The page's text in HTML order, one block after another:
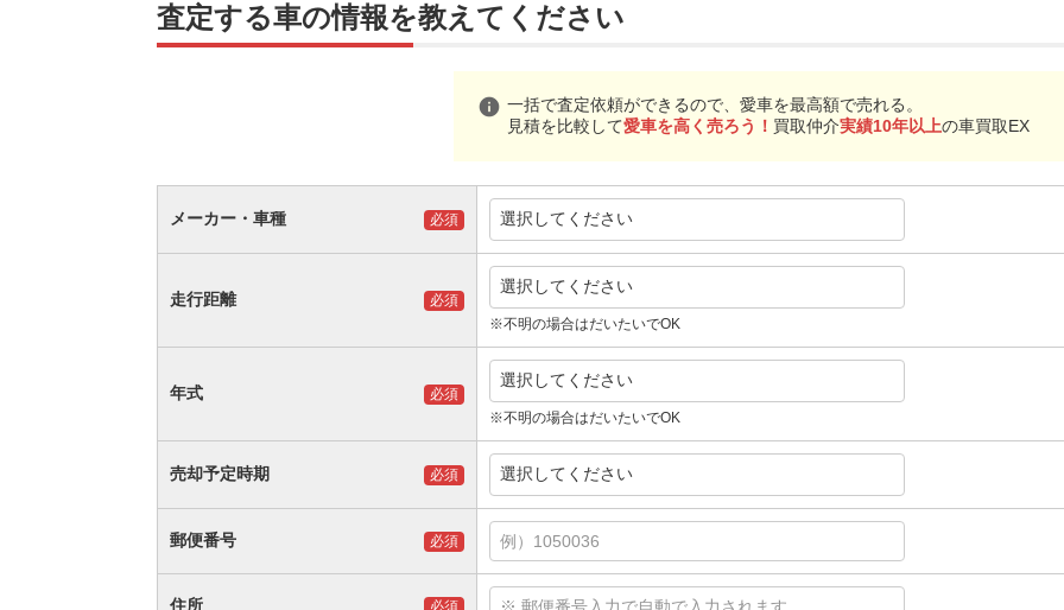
査定する車の情報を教えてください
info 一括で査定依頼ができるので、愛車を最高額で売れる。
見積を比較して愛車を高く売ろう！ 買取仲介実績10年以上の車買取EX
メーカー・車種 必須 選択してください
走行距離 必須
選択してください
※不明の場合はだいたいでOK
年式 必須
選択してください
※不明の場合はだいたいでOK
売却予定時期 必須 選択してください
郵便番号 必須
住所 必須